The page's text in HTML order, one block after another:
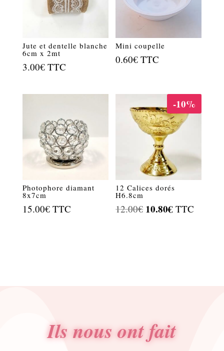
Jute et dentelle blanche
6cm x 2mt
3.00€ TTC
Mini coupelle
0.60€ TTC
Photophore diamant
8x7cm
15.00€ TTC
-10%
12 Calices dorés
H6.8cm
12.00€ Le
10.80€ Le
TTC
Ils nous ont fait